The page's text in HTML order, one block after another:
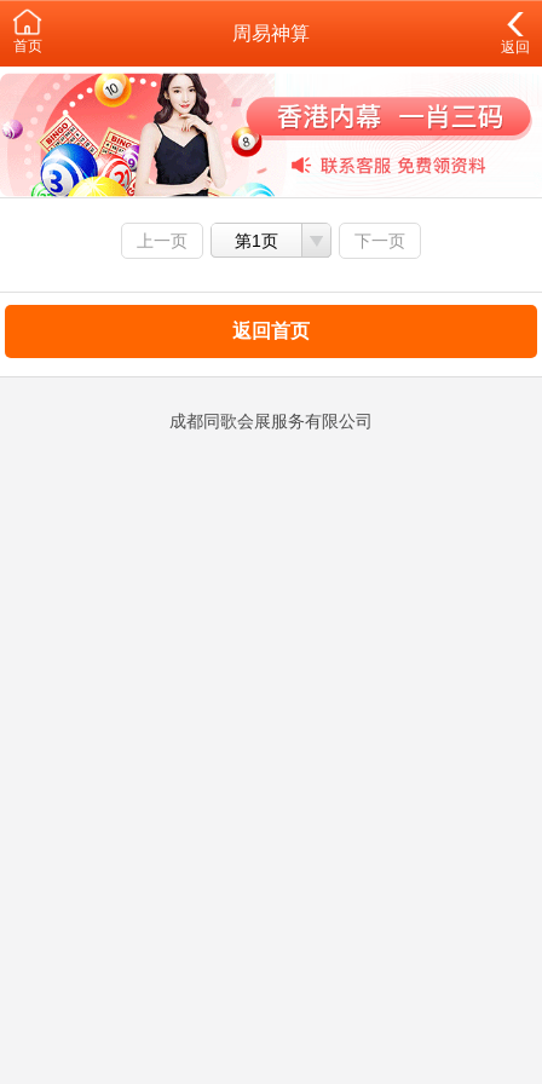
首页
周易神算
返回
上一页 第1页 下一页
返回首页
成都同歌会展服务有限公司